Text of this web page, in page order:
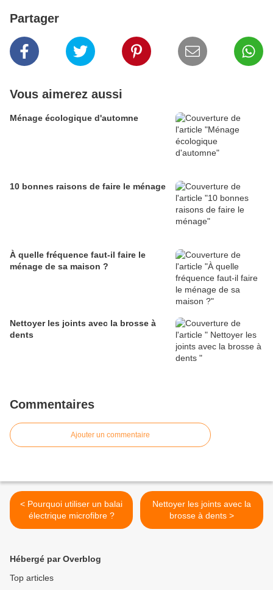
Partager
Vous aimerez aussi
Ménage écologique d'automne
10 bonnes raisons de faire le ménage
À quelle fréquence faut-il faire le
ménage de sa maison ?
Nettoyer les joints avec la brosse à
dents
Commentaires
Ajouter un commentaire
< Pourquoi utiliser un balai
électrique microfibre ?
Nettoyer les joints avec la
brosse à dents >
Hébergé par Overblog
Top articles